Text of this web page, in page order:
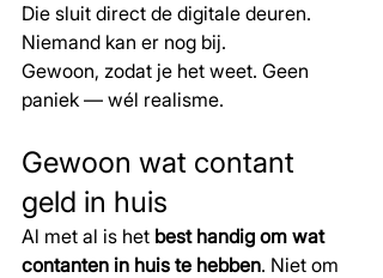
Die sluit direct de digitale deuren.
Niemand kan er nog bij.
Gewoon, zodat je het weet. Geen
paniek — wél realisme.
Gewoon wat contant
geld in huis
Al met al is het best handig om wat
contanten in huis te hebben. Niet om